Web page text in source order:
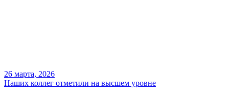
26 марта, 2026
Наших коллег отметили на высшем уровне